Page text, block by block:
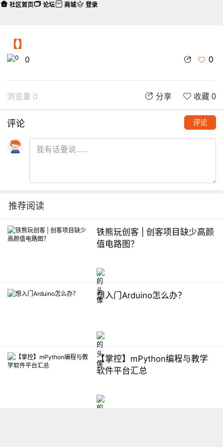
【】
0 0
浏览量 0 分享 收藏 0
评论 评论
推荐阅读
铁熊玩创客 | 创客项目缺少高颜
值电路图？
想入门Arduino怎么办？
【掌控】mPython编程与教学
软件平台汇总
社区首页 论坛 商城 登录